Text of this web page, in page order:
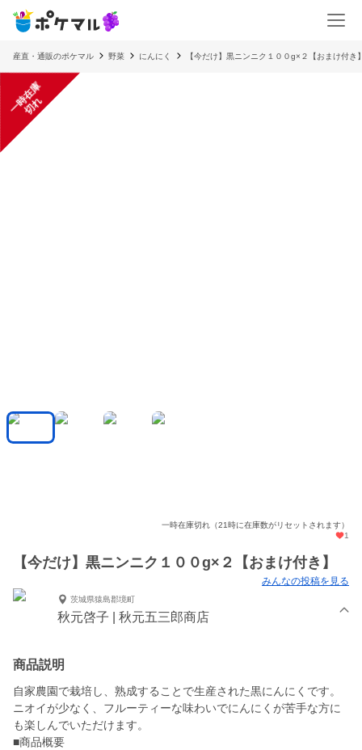
産直・通販のポケマル 野菜 にんにく 【今だけ】黒ニンニク１００g×２【おまけ付き
一
時
在
庫
切
れ
一時在庫切れ（21時に在庫数がリセットされます）
1
【今だけ】黒ニンニク１００g×２【おまけ付き】
みんなの投稿を見る
茨城県猿島郡境町
秋元啓子 | 秋元五三郎商店
商品説明
自家農園で栽培し、熟成することで生産された黒にんにくです。
ニオイが少なく、フルーティーな味わいでにんにくが苦手な方に
も楽しんでいただけます。
■商品概要